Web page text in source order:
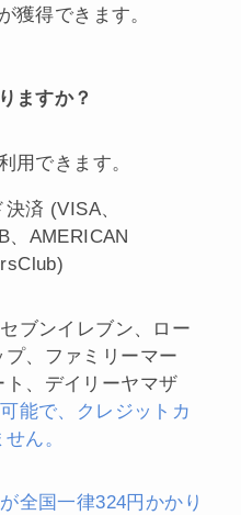
獲得できます。
ますか？
用できます。
済 (VISA、
、AMERICAN
ブンイレブン、ロー
プ、ファミリーマー
ト、デイリーヤマザ
能で、クレジットカ
ん。
全国一律324円かかり